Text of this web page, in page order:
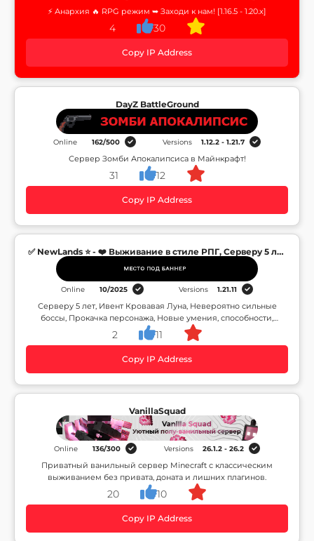
⚡ Анархия 🔥 RPG режим ➥ Заходи к нам! [1.16.5 - 1.20.x]
4 30
Copy IP Address
DayZ BattleGround
Online 162/500 Versions 1.12.2 - 1.21.7
Сервер Зомби Апокалипсиса в Майнкрафт!
31 12
Copy IP Address
✅ NewLands ⭐ - ❤️ Выживание в стиле РПГ, Серверу 5 лет
🦠
Online 10/2025 Versions 1.21.11
Серверу 5 лет, Ивент Кровавая Луна, Невероятно сильные
боссы, Прокачка персонажа, Новые умения, способности,
Лучший РПГ Сервер❤️
2 11
Copy IP Address
VanillaSquad
Online 136/300 Versions 26.1.2 - 26.2
Приватный ванильный сервер Minecraft с классическим
выживанием без привата, доната и лишних плагинов.
20 10
Copy IP Address